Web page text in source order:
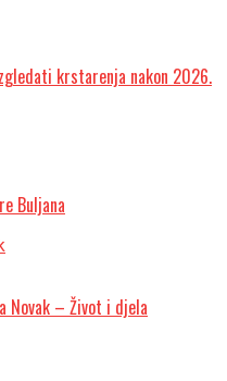
krstarenja nakon 2026.
Buljana
Novak – Život i djela